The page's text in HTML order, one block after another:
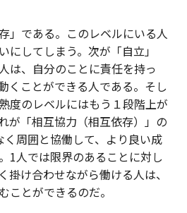
」である。このレベルにいる人
にしてしまう。次が「自立」
は、自分のことに責任を持っ
くことができる人である。そし
度のレベルにはもう１段階上が
が「相互協力（相互依存）」の
周囲と協働して、より良い成
1人では限界のあることに対し
掛け合わせながら働ける人は、
ことができるのだ。